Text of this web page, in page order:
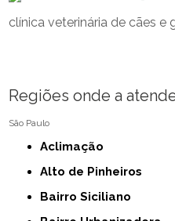
clínica veterinária de cães e
Regiões onde a
São Paulo
Aclimação
Alto de Pinheiros
Bairro Siciliano